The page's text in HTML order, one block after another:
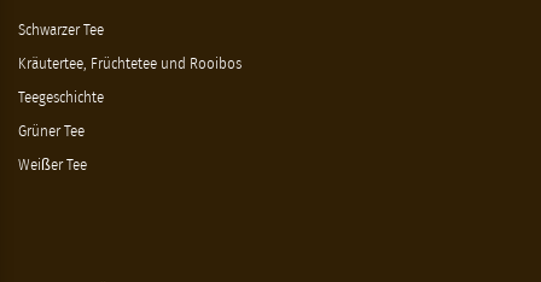
Schwarzer Tee
Kräutertee, Früchtetee und Rooibos
Teegeschichte
Grüner Tee
Weißer Tee